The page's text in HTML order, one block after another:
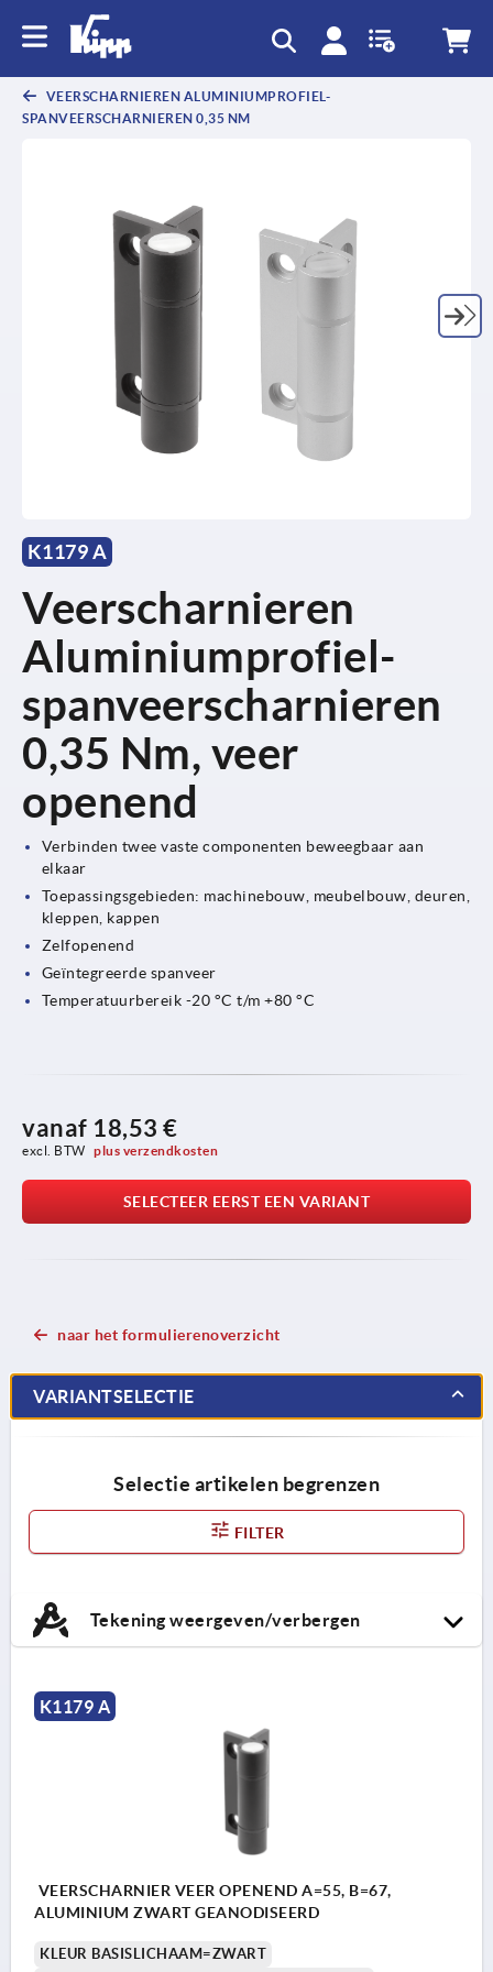
VEERSCHARNIEREN ALUMINIUMPROFIEL-
SPANVEERSCHARNIEREN 0,35 NM
K1179 A
Veerscharnieren
Aluminiumprofiel-
spanveerscharnieren
0,35 Nm, veer
openend
Verbinden twee vaste componenten beweegbaar aan
elkaar
Toepassingsgebieden: machinebouw, meubelbouw, deuren,
kleppen, kappen
Zelfopenend
Geïntegreerde spanveer
Temperatuurbereik -20 °C t/m +80 °C
vanaf 18,53 €
excl. BTW plus verzendkosten
SELECTEER EERST EEN VARIANT
naar het formulierenoverzicht
VARIANTSELECTIE
Selectie artikelen begrenzen
FILTER
Tekening weergeven/verbergen
K1179 A
VEERSCHARNIER VEER OPENEND A=55, B=67,
ALUMINIUM ZWART GEANODISEERD
KLEUR BASISLICHAAM=ZWART